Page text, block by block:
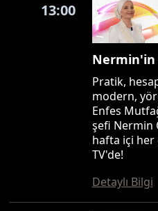
13:00
Nermin'in
Pratik,
modern,
Enfes
şefi Nermin
hafta içi her
TV'de!
Detaylı Bilgi